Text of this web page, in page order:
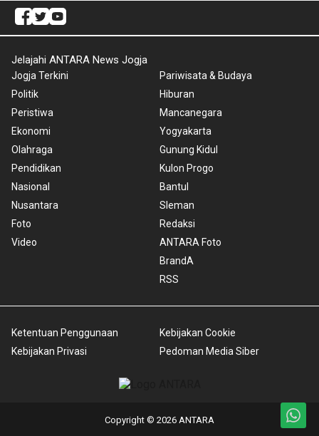
Jelajahi ANTARA News Jogja
Jogja Terkini
Politik
Peristiwa
Ekonomi
Olahraga
Pendidikan
Nasional
Nusantara
Foto
Video
Pariwisata & Budaya
Hiburan
Mancanegara
Yogyakarta
Gunung Kidul
Kulon Progo
Bantul
Sleman
Redaksi
ANTARA Foto
BrandA
RSS
Ketentuan Penggunaan
Kebijakan Privasi
Kebijakan Cookie
Pedoman Media Siber
Copyright © 2026 ANTARA